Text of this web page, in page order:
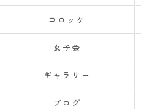
コロッケ
女子会
ギャラリー
ブログ